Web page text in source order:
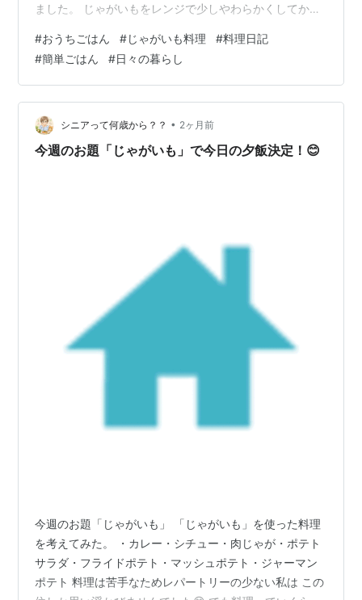
ました。 じゃがいもをレンジで少しやわらかくしてか
っといい香りがしてきます。それだけで、今日のごはん
が少し楽しみになりました。 焼くだけでも満足感がある
じゃがいもは、焼くだけでもほくほくして食べごたえが
あります。少し焦げ目がつくと、香ばしくなってごはん
にも合います。難しいことはしていないのに、ちゃんと
一品になってくれるのがありがたいです。 常備野…
#おうちごはん #じゃがいも料理 #料理日記
#簡単ごはん #日々の暮らし
シニアって何歳から？？ • 2ヶ月前
今週のお題「じゃがいも」で今日の夕飯決定！😊
今週のお題「じゃがいも」 「じゃがいも」を使った料理
を考えてみた。 ・カレー・シチュー・肉じゃが・ポテト
サラダ・フライドポテト・マッシュポテト・ジャーマン
ポテト 料理は苦手なためレパートリーの少ない私は この